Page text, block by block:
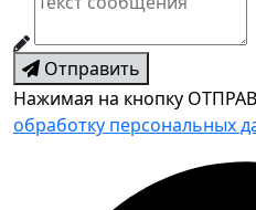
Отправить
Нажимая на кнопку
обработку персональных